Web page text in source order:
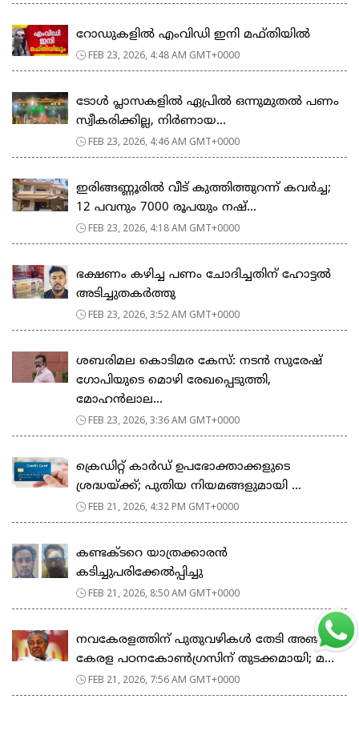
റോഡുകളില്‍ എംവിഡി ഇനി മഫ്തിയില്‍
FEB 23, 2026, 4:48 AM GMT+0000
ടോള്‍ പ്ലാസകളില്‍ ഏപ്രില്‍ ഒന്നുമുതല്‍ പണം
സ്വീകരിക്കില്ല, നിര്‍ണായ...
FEB 23, 2026, 4:46 AM GMT+0000
ഇരിങ്ങണ്ണൂരിൽ വീട് കുത്തിത്തുറന്ന് കവർച്ച;
12 പവനും 7000 രൂപയും നഷ്...
FEB 23, 2026, 4:18 AM GMT+0000
ഭക്ഷണം കഴിച്ച പണം ചോദിച്ചതിന് ഹോട്ടൽ
അടിച്ചുതകർത്തു
FEB 23, 2026, 3:52 AM GMT+0000
ശബരിമല കൊടിമര കേസ്: നടൻ സുരേഷ്
ഗോപിയുടെ മൊഴി രേഖപ്പെടുത്തി,
മോഹൻലാല...
FEB 23, 2026, 3:36 AM GMT+0000
ക്രെഡിറ്റ് കാർഡ് ഉപഭോക്താക്കളുടെ
ശ്രദ്ധയ്ക്ക്; പുതിയ നിയമങ്ങളുമായി ...
FEB 21, 2026, 4:32 PM GMT+0000
കണ്ടക്ടറെ യാത്രക്കാരൻ
കടിച്ചുപരിക്കേൽപ്പിച്ചു
FEB 21, 2026, 8:50 AM GMT+0000
നവകേരളത്തിന് പുതുവഴികൾ തേടി അഞ്ചാം
കേരള പഠനകോൺഗ്രസിന് തുടക്കമായി; മ...
FEB 21, 2026, 7:56 AM GMT+0000